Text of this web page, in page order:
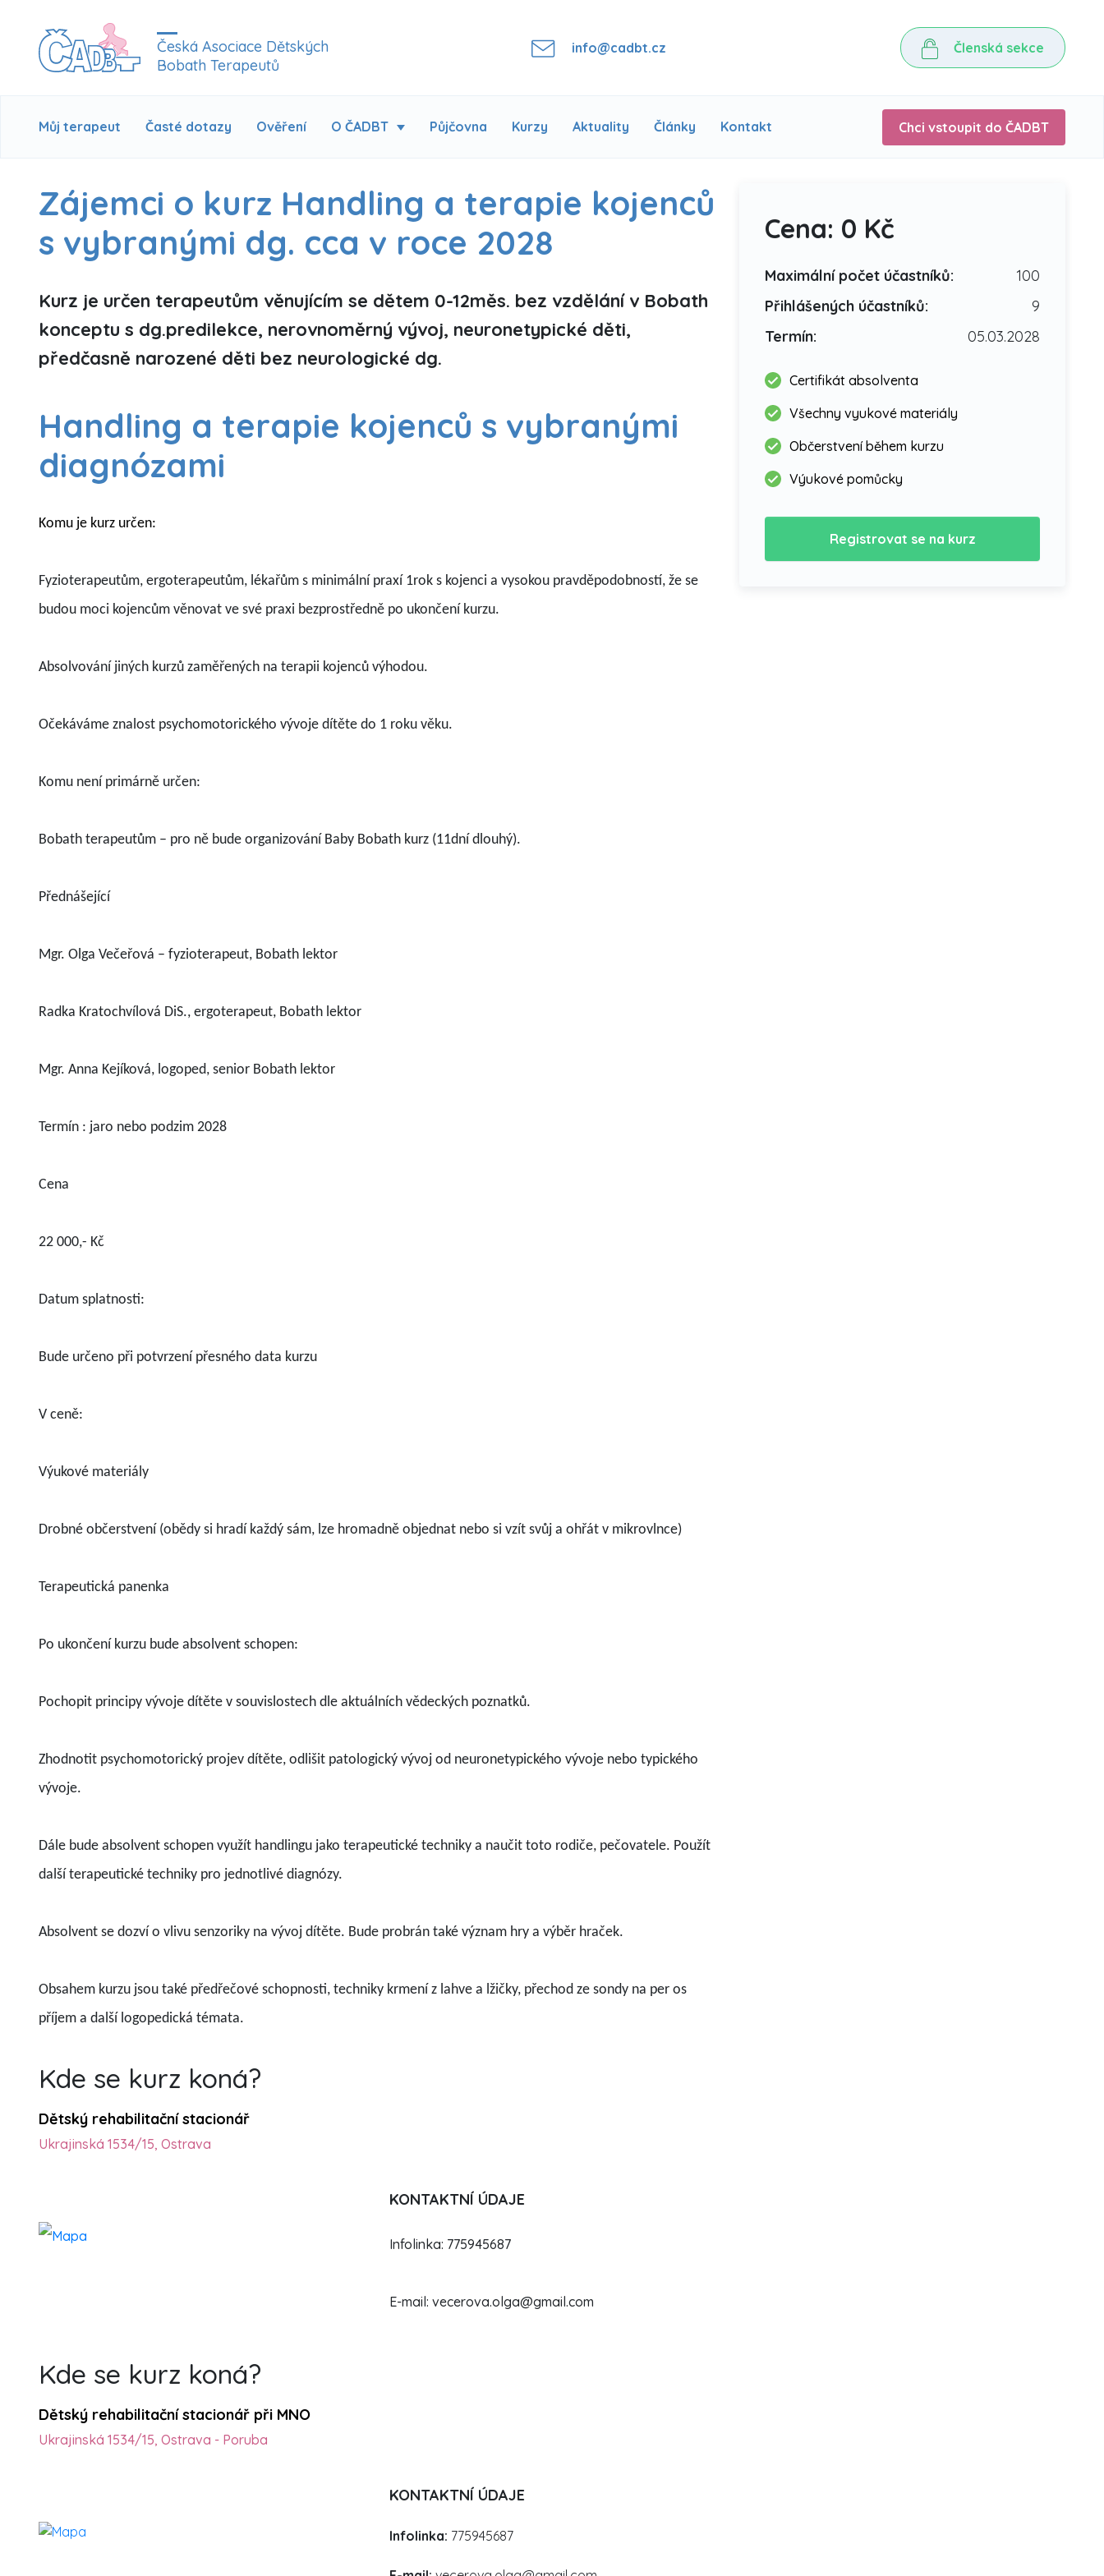
Česká Asociace Dětských
Bobath Terapeutů
info@cadbt.cz Členská sekce
Můj terapeut Časté dotazy Ověření O ČADBT Půjčovna Kurzy Aktuality Články Kontakt Chci vstoupit do ČADBT
Zájemci o kurz Handling a terapie kojenců
s vybranými dg. cca v roce 2028
Kurz je určen terapeutům věnujícím se dětem 0-12měs. bez vzdělání v Bobath
konceptu s dg.predilekce, nerovnoměrný vývoj, neuronetypické děti,
předčasně narozené děti bez neurologické dg.
Handling a terapie kojenců s vybranými
diagnózami
Komu je kurz určen:
Fyzioterapeutům, ergoterapeutům, lékařům s minimální praxí 1rok s kojenci a vysokou pravděpodobností, že se
budou moci kojencům věnovat ve své praxi bezprostředně po ukončení kurzu.
Absolvování jiných kurzů zaměřených na terapii kojenců výhodou.
Očekáváme znalost psychomotorického vývoje dítěte do 1 roku věku.
Komu není primárně určen:
Bobath terapeutům – pro ně bude organizování Baby Bobath kurz (11dní dlouhý).
Přednášející
Mgr. Olga Večeřová – fyzioterapeut, Bobath lektor
Radka Kratochvílová DiS., ergoterapeut, Bobath lektor
Mgr. Anna Kejíková, logoped, senior Bobath lektor
Termín : jaro nebo podzim 2028
Cena
22 000,- Kč
Datum splatnosti:
Bude určeno při potvrzení přesného data kurzu
V ceně:
Výukové materiály
Drobné občerstvení (obědy si hradí každý sám, lze hromadně objednat nebo si vzít svůj a ohřát v mikrovlnce)
Terapeutická panenka
Po ukončení kurzu bude absolvent schopen:
Pochopit principy vývoje dítěte v souvislostech dle aktuálních vědeckých poznatků.
Zhodnotit psychomotorický projev dítěte, odlišit patologický vývoj od neuronetypického vývoje nebo typického
vývoje.
Dále bude absolvent schopen využít handlingu jako terapeutické techniky a naučit toto rodiče, pečovatele. Použít
další terapeutické techniky pro jednotlivé diagnózy.
Absolvent se dozví o vlivu senzoriky na vývoj dítěte. Bude probrán také význam hry a výběr hraček.
Obsahem kurzu jsou také předřečové schopnosti, techniky krmení z lahve a lžičky, přechod ze sondy na per os
příjem a další logopedická témata.
Kde se kurz koná?
Dětský rehabilitační stacionář
Ukrajinská 1534/15, Ostrava
KONTAKTNÍ ÚDAJE
Infolinka: 775945687
E-mail: vecerova.olga@gmail.com
Kde se kurz koná?
Dětský rehabilitační stacionář při MNO
Ukrajinská 1534/15, Ostrava - Poruba
KONTAKTNÍ ÚDAJE
Infolinka: 775945687
Cena: 0 Kč
Maximální počet účastníků:
100
Přihlášených účastníků:
9
Termín:
05.03.2028
Certifikát absolventa
Všechny vyukové materiály
Občerstvení během kurzu
Výukové pomůcky
Registrovat se na kurz